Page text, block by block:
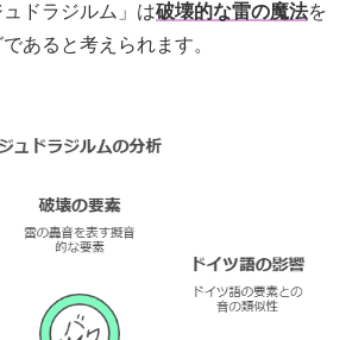
ドラジルム」は破壊的な雷の魔法を
あると考えられます。